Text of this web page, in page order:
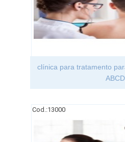
clínica para tratamento
ABCD
Cod.:13000